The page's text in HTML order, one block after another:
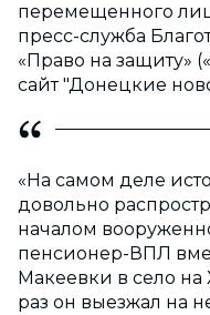
перемещенного
пресс-служба
«Право на защиту»
сайт "Донецкие
«На самом деле
довольно
началом
пенсионер-ВПЛ
Макеевки в село
раз он выезжал на